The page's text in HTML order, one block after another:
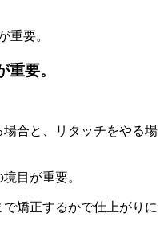
重要。
要。
合と、リタッチをやる場
目が重要。
矯正するかで仕上がりに